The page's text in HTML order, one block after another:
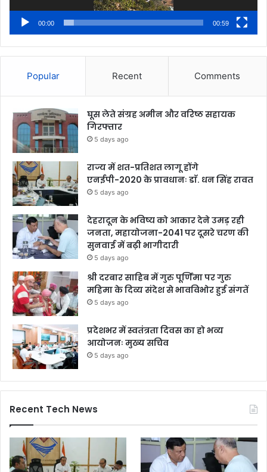
00:00 00:59
Popular Recent Comments
घूस लेते संग्रह अमीन और वरिष्ठ सहायक
गिरफ्तार
5 days ago
राज्य में शत-प्रतिशत लागू होंगे
एनईपी-2020 के प्रावधानः डाॅ. धन सिंह रावत
5 days ago
देहरादून के भविष्य को आकार देने उमड़ रही
जनता, महायोजना-2041 पर दूसरे चरण की
सुनवाई में बढ़ी भागीदारी
5 days ago
श्री दरबार साहिब में गुरु पूर्णिमा पर गुरु
महिमा के दिव्य संदेश से भावविभोर हुई संगतें
5 days ago
प्रदेशभर में स्वतंत्रता दिवस का हो भव्य
आयोजनः मुख्य सचिव
5 days ago
Recent Tech News